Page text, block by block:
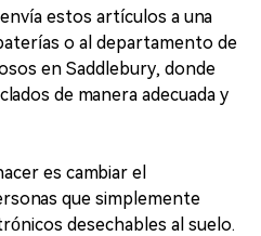
estos artículos a una
o al departamento de
en Saddlebury, donde
de manera adecuada y
es cambiar el
que simplemente
desechables al suelo.